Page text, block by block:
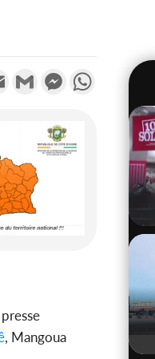
Email Gmail MessengerWhatsApp
, Mangoua
SOCIÉTÉ
d'Ivoire : Seconde
légale des ventes
du 10 au 31 août 2...
des produits de la
r...